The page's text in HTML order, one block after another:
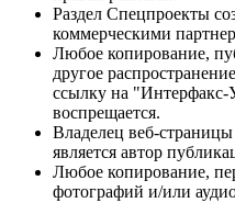
Раздел Спецпроекты
коммерческими
Любое копирование,
другое
ссылку на "Интерфакс-
воспрещается.
Владелец веб-
является автор
Любое копирование,
фотографий и/или